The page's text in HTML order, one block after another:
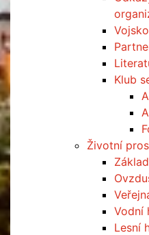
Vojsko
Klub
Životní
Vodní
Lesní